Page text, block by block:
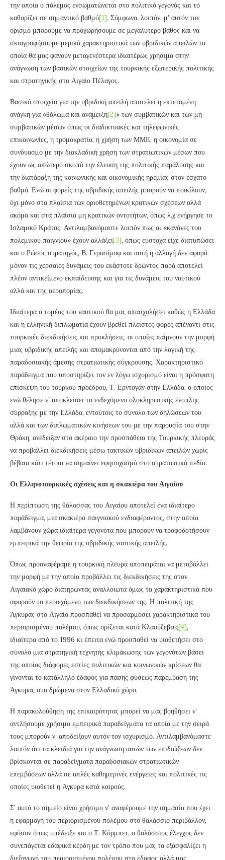
την οποία ο πόλεμος ενσωματώνεται στο πολιτικό γεγονός και το
καθορίζει σε σημαντικό βαθμό[1]. Σύμφωνα, λοιπόν, μ’ αυτόν τον
ορισμό μπορούμε να προχωρήσουμε σε μεγαλύτερο βάθος και να
σκιαγραφήσουμε μερικά χαρακτηριστικά των υβριδικών απειλών τα
οποία θα μας φανούν μεταγενέστερα ιδιαιτέρως χρήσιμα στην
ανάγνωση των βασικών στοιχείων της τουρκικής εξωτερικής πολιτικής
και στρατηγικής στο Αιγαίο Πέλαγος.
Βασικό στοιχείο για την υβριδική απειλή αποτελεί η εκτεταμένη
ανάγκη για «θόλωμα και ανάμειξη[2]» των συμβατικών και των μη
συμβατικών μέσων όπως οι διαδικτυακές και τηλεφωνικές
επικοινωνίες, η τρομοκρατία, η χρήση των ΜΜΕ, η οικονομία σε
συνδυασμό με την διακλαδική χρήση των στρατιωτικών μέσων που
έχουν ως απώτερο σκοπό την έλευση της πολιτικής παράλυσης και
την διατάραξη της κοινωνικής και οικονομικής ηρεμίας στον έσχατο
βαθμό. Ενώ οι φορείς της υβριδικής απειλής μπορούν να ποικίλουν,
όχι μόνο στα πλαίσια των οριοθετημένων κρατικών σχέσεων αλλά
ακόμα και στα πλαίσια μη κρατικών οντοτήτων, όπως λ.χ ενήργησε το
Ισλαμικό Κράτος. Αντιλαμβανόμαστε λοιπόν πως οι «κανόνες του
πολεμικού παιγνίου» έχουν αλλάξει[3], όπως εύστοχα είχε διατυπώσει
και ο Ρώσος στρατηγός, Β. Γερασίμοφ και αυτή η αλλαγή δεν αφορά
μόνον τις χερσαίες δυνάμεις του εκάστοτε δρώντος παρά αποτελεί
πλέον αντικείμενο εκπαίδευσης και για τις δυνάμεις του ναυτικού
αλλά και της αεροπορίας.
Ιδιαίτερα ο τομέας του ναυτικού θα μας απασχολήσει καθώς η Ελλάδα
και η ελληνική διπλωματία έχουν βρεθεί πλείστες φορές απέναντι στις
τουρκικές διεκδικήσεις και προκλήσεις, οι οποίες παίρνουν την μορφή
μιας υβριδικής απειλής και απομακρύνονται από την λογική της
παραδοσιακής άμεσης στρατιωτικής σύγκρουσης. Χαρακτηριστικό
παράδειγμα που υποστηρίζει τον εν λόγω ισχυρισμό είναι η πρόσφατη
επίσκεψη του τούρκου προέδρου, Τ. Ερντογάν στην Ελλάδα, ο οποίος
ενώ θέλησε ν’ αποκλείσει το ενδεχόμενο ολοκληρωτικής ένοπλης
σύρραξης με την Ελλάδα, εντούτοις το σύνολο των δηλώσεων του
αλλά και των διπλωματικών κινήσεων του με την παρουσία του στην
Θράκη, ανέδειξαν στο ακέραιο την προσπάθεια της Τουρκικής πλευράς
να προβάλλει διεκδικήσεις μέσω τακτικών υβριδικών απειλών χωρίς
βέβαια κάτι τέτοιο να σημαίνει εφησυχασμό στο στρατιωτικό πεδίο.
Οι Ελληνοτουρκικές σχέσεις και η σκακιέρα του Αιγαίου
Η περίπτωση της θάλασσας του Αιγαίου αποτελεί ένα ιδιαίτερο
παράδειγμα, μια σκακιέρα παιγνιακού ενδιαφέροντος, στην οποία
λαμβάνουν χώρα ιδιαίτερα γεγονότα που μπορούν να τροφοδοτήσουν
εμπειρικά την θεωρία της υβριδικής ναυτικής απειλής.
Όπως προαναφέραμε η τουρκική πλευρά αποπειράται να μεταβάλλει
την μορφή με την οποία προβάλλει τις διεκδικήσεις της στον
Αιγαιακό χώρο διατηρώντας αναλλοίωτα όμως τα χαρακτηριστικά που
αφορούν το περιεχόμενο των διεκδικήσεων της. Η πολιτική της
Άγκυρας στο Αιγαίο προσπαθεί να προσαρμόσει χαρακτηριστικά του
περιορισμένου πολέμου, όπως ορίζεται κατά Κλαούζεβιτς[4],
ιδιαίτερα από το 1996 κι έπειτα ενώ προσπαθεί να υιοθετήσει στο
σύνολο μια στρατηγική τεχνητής κλιμάκωσης των γεγονότων βάσει
της οποίας διάφορες εστίες πολιτικών και κοινωνικών κρίσεων θα
γίνονται το κατάλληλο έδαφος για πάσης φύσεως παρέμβαση της
Άγκυρας στα δρώμενα στον Ελλαδικό χώρο.
Η παρακολούθηση της επικαιρότητας μπορεί να μας βοηθήσει ν’
αντλήσουμε χρήσιμα εμπειρικά παραδείγματα τα οποία με την σειρά
τους μπορούν ν’ αποδείξουν αυτόν τον ισχυρισμό. Αντιλαμβανόμαστε
λοιπόν ότι τα κλειδιά για την ανάγνωση αυτών των επιδιώξεων δεν
βρίσκονται σε παραδείγματα παραδοσιακών στρατιωτικών
επεμβάσεων αλλά σε απλές καθημερινές ενέργειες και πολιτικές τις
οποίες υιοθετεί η Άγκυρα κατά καιρούς.
Σ’ αυτό το σημείο είναι χρήσιμο ν’ αναφέρουμε την σημασία που έχει
η εφαρμογή του περιορισμένου πολέμου στο θαλάσσιο περιβάλλον,
εφόσον όπως υπέδειξε και ο Τ. Κόρμπετ, ο θαλάσσιος έλεγχος δεν
συνεπάγεται εδαφικά κέρδη με τον τρόπο που μας τα εξασφαλίζει η
διεξαγωγή του περιορισμένου πολέμου στο έδαφος αλλά μας